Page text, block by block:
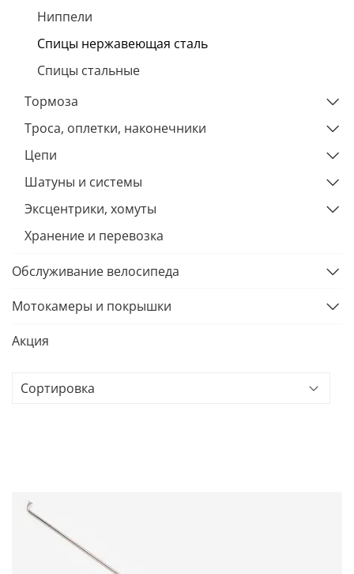
Ниппели
Спицы нержавеющая сталь
Спицы стальные
Тормоза
Троса, оплетки, наконечники
Цепи
Шатуны и системы
Эксцентрики, хомуты
Хранение и перевозка
Обслуживание велосипеда
Мотокамеры и покрышки
Акция